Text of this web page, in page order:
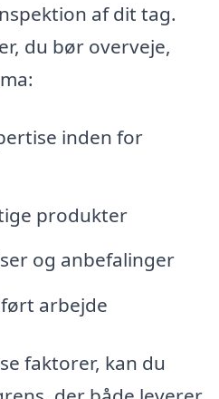
af dit tag.
du bør overveje,
inden for
produkter
og anbefalinger
arbejde
faktorer, kan du